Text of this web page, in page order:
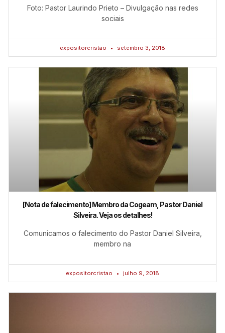
Foto: Pastor Laurindo Prieto – Divulgação nas redes
sociais
expositorcristao setembro 3, 2018
[Nota de falecimento] Membro da Cogeam, Pastor Daniel
Silveira. Veja os detalhes!
Comunicamos o falecimento do Pastor Daniel Silveira,
membro na
expositorcristao julho 9, 2018